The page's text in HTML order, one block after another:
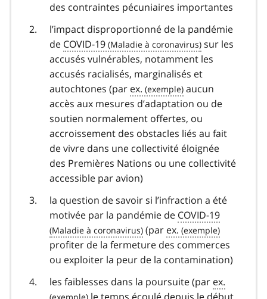
des contraintes pécuniaires importantes
l’impact disproportionné de la pandémie
de COVID-19
covid
19
sur les
accusés vulnérables, notamment les
accusés racialisés, marginalisés et
autochtones (par ex.
aucun
accès aux mesures d’adaptation ou de
soutien normalement offertes, ou
accroissement des obstacles liés au fait
de vivre dans une collectivité éloignée
des Premières Nations ou une collectivité
accessible par avion)
la question de savoir si l’infraction a été
motivée par la pandémie de COVID-19
covid
19
(par ex.
profiter de la fermeture des commerces
ou exploiter la peur de la contamination)
les faiblesses dans la poursuite (par ex.